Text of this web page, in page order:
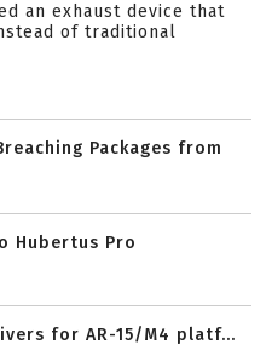
an exhaust device that
of traditional
Packages from
Hubertus Pro
for AR-15/M4 platf...